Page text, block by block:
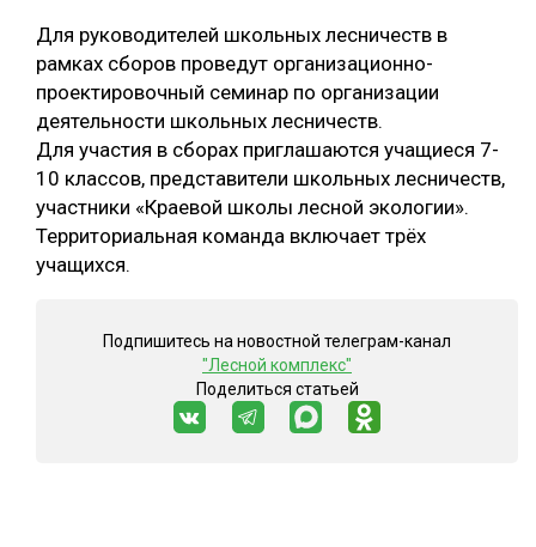
Для руководителей школьных лесничеств в
рамках cборов проведут организационно-
проектировочный семинар по организации
деятельности школьных лесничеств.
Для участия в cборах приглашаются учащиеся 7-
10 классов, представители школьных лесничеств,
участники «Краевой школы лесной экологии».
Территориальная команда включает трёх
учащихся.
Подпишитесь на новостной телеграм-канал
"Лесной комплекс"
Поделиться статьей